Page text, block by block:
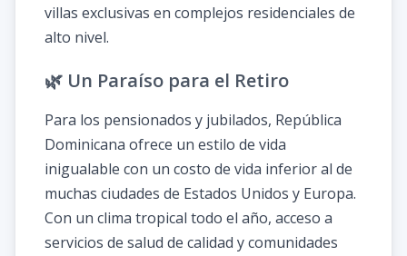
villas exclusivas en complejos residenciales de
alto nivel.
🌿 Un Paraíso para el Retiro
Para los pensionados y jubilados, República
Dominicana ofrece un estilo de vida
inigualable con un costo de vida inferior al de
muchas ciudades de Estados Unidos y Europa.
Con un clima tropical todo el año, acceso a
servicios de salud de calidad y comunidades